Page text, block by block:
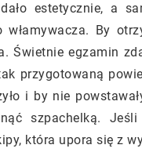
estetycznie, a
włamywacza. By
Świetnie egzamin
przygotowaną
i by nie
szpachelką.
która upora się z